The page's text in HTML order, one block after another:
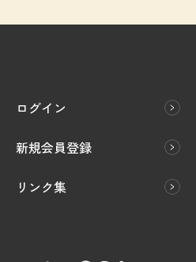
ログイン
新規会員登録
リンク集